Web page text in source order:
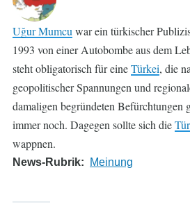
Uğur Mumcu war ein türkischer
1993 von einer Autobombe aus dem
steht obligatorisch für eineTürkei, die
geopolitischer Spannungen und
damaligen begründeten Befürchtungen
immer noch. Dagegen sollte sich die
wappnen.
News-Rubrik Meinung